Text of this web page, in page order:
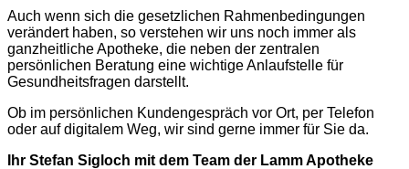
Auch wenn sich die gesetzlichen Rahmenbedingungen
verändert haben, so verstehen wir uns noch immer als
ganzheitliche Apotheke, die neben der zentralen
persönlichen Beratung eine wichtige Anlaufstelle für
Gesundheitsfragen darstellt.
Ob im persönlichen Kundengespräch vor Ort, per Telefon
oder auf digitalem Weg, wir sind gerne immer für Sie da.
Ihr Stefan Sigloch mit dem Team der Lamm Apotheke